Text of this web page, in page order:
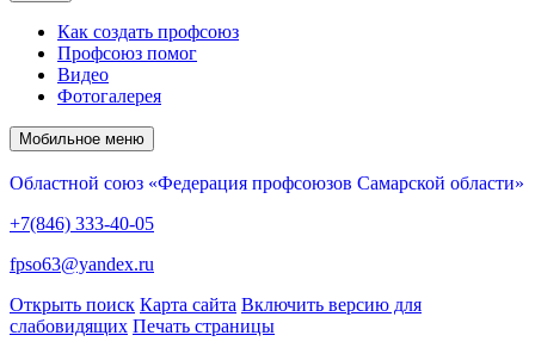
Как создать профсоюз
Профсоюз помог
Видео
Фотогалерея
Мобильное меню
Областной союз «Федерация профсоюзов Самарской области»
+7(846) 333-40-05
fpso63@yandex.ru
Открыть поиск Карта сайта Включить версию для
слабовидящих Печать страницы